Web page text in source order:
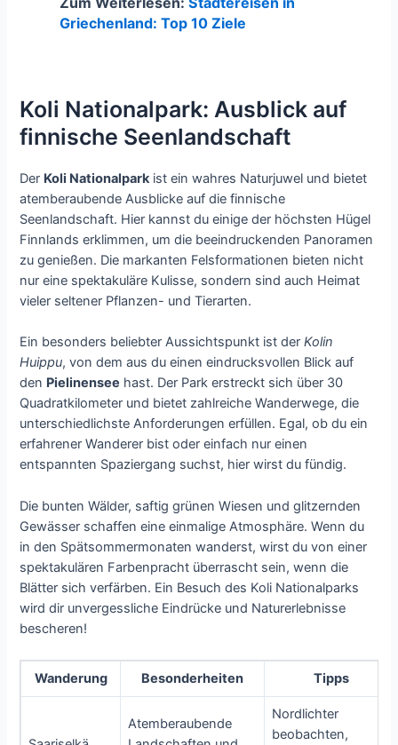
Griechenland: Top 10 Ziele
Koli Nationalpark: Ausblick auf
finnische Seenlandschaft
Der Koli Nationalparkist ein wahres Naturjuwel und bietet
atemberaubende Ausblicke auf die finnische
Seenlandschaft. Hier kannst du einige der höchsten Hügel
Finnlands erklimmen, um die beeindruckenden Panoramen
zu genießen. Die markanten Felsformationen bieten nicht
nur eine spektakuläre Kulisse, sondern sind auch Heimat
vieler seltener Pflanzen- und Tierarten.
Ein besonders beliebter Aussichtspunkt ist derKolin
Huippu, von dem aus du einen eindrucksvollen Blick auf
den Pielinensee hast. Der Park erstreckt sich über 30
Quadratkilometer und bietet zahlreiche Wanderwege, die
unterschiedlichste Anforderungen erfüllen. Egal, ob du ein
erfahrener Wanderer bist oder einfach nur einen
entspannten Spaziergang suchst, hier wirst du fündig.
Die bunten Wälder, saftig grünen Wiesen und glitzernden
Gewässer schaffen eine einmalige Atmosphäre. Wenn du
in den Spätsommermonaten wanderst, wirst du von einer
spektakulären Farbenpracht überrascht sein, wenn die
Blätter sich verfärben. Ein Besuch des Koli Nationalparks
wird dir unvergessliche Eindrücke und Naturerlebnisse
bescheren!
Wanderung Besonderheiten Tipps
Atemberaubende
Nordlichter
beobachten,